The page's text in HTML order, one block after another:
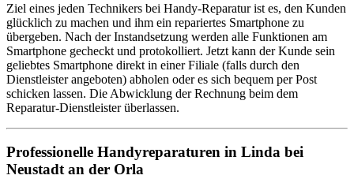
Ziel eines jeden Technikers bei Handy-Reparatur ist es, den Kunden
glücklich zu machen und ihm ein repariertes Smartphone zu
übergeben. Nach der Instandsetzung werden alle Funktionen am
Smartphone gecheckt und protokolliert. Jetzt kann der Kunde sein
geliebtes Smartphone direkt in einer Filiale (falls durch den
Dienstleister angeboten) abholen oder es sich bequem per Post
schicken lassen. Die Abwicklung der Rechnung beim dem
Reparatur-Dienstleister überlassen.
Professionelle Handyreparaturen in Linda bei
Neustadt an der Orla